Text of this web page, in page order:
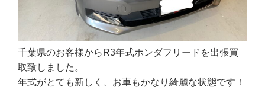
千葉県のお客様からR3年式ホンダフリードを出張買
取致しました。
年式がとても新しく、お車もかなり綺麗な状態です！